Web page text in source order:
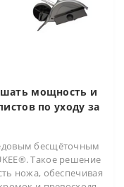
мощность и
по уходу за
бесщёточным
Такое решение
ножа, обеспечивая